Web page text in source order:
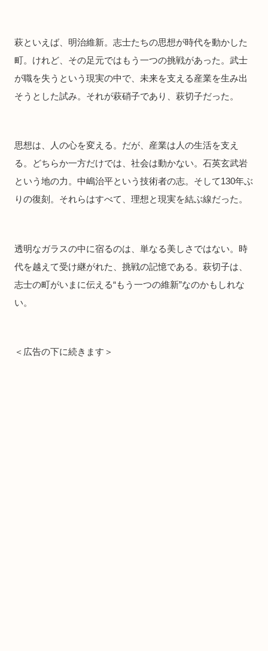
萩といえば、明治維新。志士たちの思想が時代を動かした
町。けれど、その足元ではもう一つの挑戦があった。武士
が職を失うという現実の中で、未来を支える産業を生み出
そうとした試み。それが萩硝子であり、萩切子だった。
思想は、人の心を変える。だが、産業は人の生活を支え
る。どちらか一方だけでは、社会は動かない。石英玄武岩
という地の力。中嶋治平という技術者の志。そして130年ぶ
りの復刻。それらはすべて、理想と現実を結ぶ線だった。
透明なガラスの中に宿るのは、単なる美しさではない。時
代を越えて受け継がれた、挑戦の記憶である。萩切子は、
志士の町がいまに伝える“もう一つの維新”なのかもしれな
い。
＜広告の下に続きます＞